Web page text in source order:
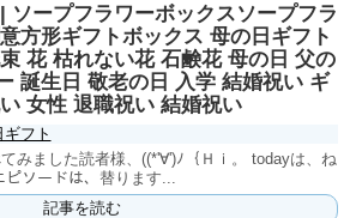
ソープフラワーボックスソープフラ
方形ギフトボックス 母の日ギフト
花 枯れない花 石鹸花 母の日 父の
誕生日 敬老の日 入学 結婚祝い ギ
女性 退職祝い 結婚祝い
フト
みました読者様、((*'∀')ﾉ｛Ｈｉ。 todayは、ね
ソードは、替ります...
記事を読む